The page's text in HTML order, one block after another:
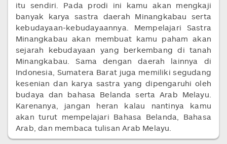
itu sendiri. Pada prodi ini kamu akan mengkaji
banyak karya sastra daerah Minangkabau serta
kebudayaan-kebudayaannya. Mempelajari Sastra
Minangkabau akan membuat kamu paham akan
sejarah kebudayaan yang berkembang di tanah
Minangkabau. Sama dengan daerah lainnya di
Indonesia, Sumatera Barat juga memiliki segudang
kesenian dan karya sastra yang dipengaruhi oleh
budaya dan bahasa Belanda serta Arab Melayu.
Karenanya, jangan heran kalau nantinya kamu
akan turut mempelajari Bahasa Belanda, Bahasa
Arab, dan membaca tulisan Arab Melayu.